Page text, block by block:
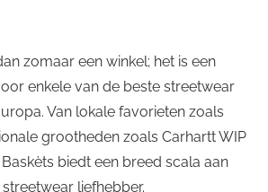
zomaar een winkel; het is een
enkele van de beste streetwear
Van lokale favorieten zoals
grootheden zoals Carhartt WIP
biedt een breed scala aan
liefhebber.